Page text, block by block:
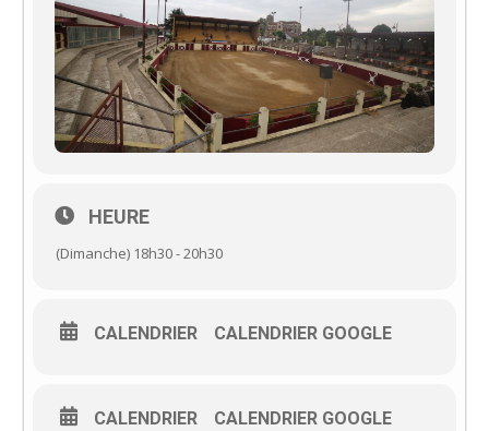
HEURE
(Dimanche) 18h30 - 20h30
CALENDRIER CALENDRIER GOOGLE
CALENDRIER CALENDRIER GOOGLE